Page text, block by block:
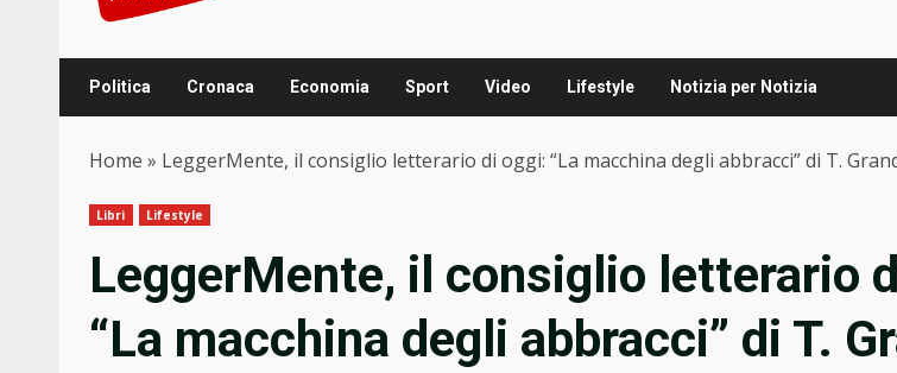
Politica Cronaca Economia Sport Video Lifestyle Notizia per Notizia
Home » LeggerMente, il consiglio letterario di oggi: “La macchina degli abbracci” di T.
Libri Lifestyle
LeggerMente, il consiglio letterario
“La macchina degli abbracci” di T.